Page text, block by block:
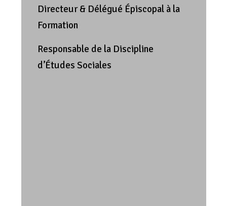
Directeur & Délégué Épiscopal à la
Formation
Responsable de la Discipline
d’Études Sociales